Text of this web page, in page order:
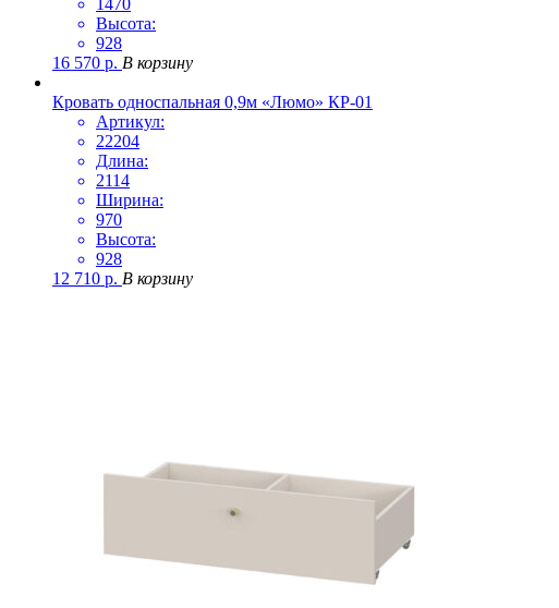
1470
Высота:
928
16 570 р. В корзину
Кровать односпальная 0,9м «Люмо» КР-01
Артикул:
22204
Длина:
2114
Ширина:
970
Высота:
928
12 710 р. В корзину